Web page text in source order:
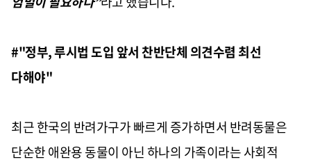
​#"정부, 루시법 도입 앞서 찬반단체 의견수렴 최선
다해야"
최근 한국의 반려가구가 빠르게 증가하면서 반려동물은
단순한 애완용 동물이 아닌 하나의 가족이라는 사회적